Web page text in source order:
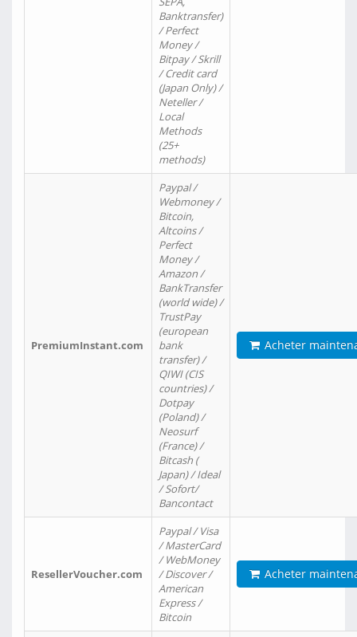
Banktransfer)
/ Perfect
Money /
Bitpay / Skrill
/ Credit card
(Japan Only) /
Neteller /
Local
Methods
(25+
methods)
PremiumInstant.com
Paypal /
Webmoney /
Bitcoin,
Altcoins /
Perfect
Money /
Amazon /
BankTransfer
(world wide) /
TrustPay
(european
bank
transfer) /
QIWI (CIS
countries) /
Dotpay
(Poland) /
Neosurf
(France) /
Bitcash (
Japan) / Ideal
/ Sofort/
Bancontact
Acheter
ResellerVoucher.com
Paypal / Visa
/ MasterCard
/ WebMoney
/ Discover /
American
Express /
Bitcoin
Acheter